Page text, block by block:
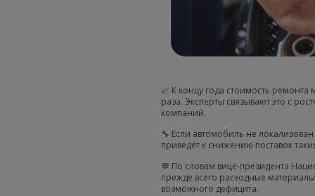
📈 К концу года стоимость ремонта
раза. Эксперты связывают это с
компаний.
🔧 Если автомобиль не
приведёт к снижению поставок
💬 По словам вице-президента
прежде всего расходные
возможного дефицита.